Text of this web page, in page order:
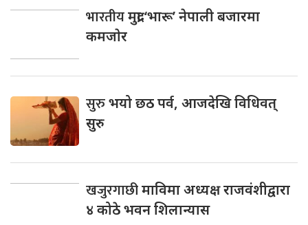
भारतीयमुद्रा ‘भारू’ नेपाली बजारमा
कमजाेर
सुरुभयो छठ पर्व, आजदेखि विधिवत्
सुरु
खजुरगाछीमाविमा अध्यक्ष राजवंशीद्वारा
४ कोठे भवन शिलान्यास